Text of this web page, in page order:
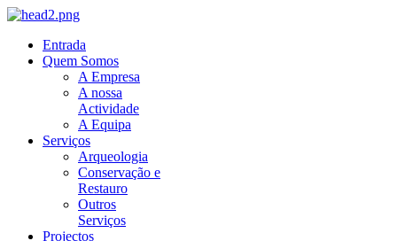
Entrada
Quem Somos
A Empresa
A nossa
Actividade
A Equipa
Serviços
Arqueologia
Conservação e
Restauro
Outros
Serviços
Projectos